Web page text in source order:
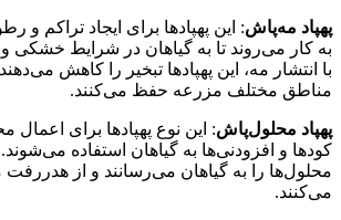
پهپاد مه‌پاش: این پهپادها برای ایجاد تراکم و
به کار می‌روند تا به گیاهان در شرایط خشکی
با انتشار مه، این پهپادها تبخیر را کاهش
مناطق مختلف مزرعه حفظ می‌کنند.
پهپاد محلول‌پاش: این نوع پهپادها برای اعمال
کودها و افزودنی‌ها به گیاهان استفاده
محلول‌ها را به گیاهان می‌رسانند و از هدررفت
می‌کنند.